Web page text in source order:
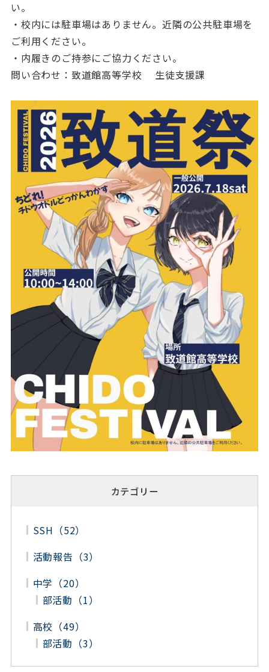
い。
・校内には駐車場はありません。近隣の公共駐車場を
ご利用ください。
・内履きのご持参にご協力ください。
問い合わせ：致道館高等学校 生徒支援課
カテゴリー
SSH（52）
活動報告（3）
中学（20）
部活動（1）
高校（49）
部活動（3）